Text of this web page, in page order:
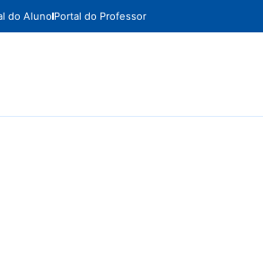
do Aluno Portal do Professor